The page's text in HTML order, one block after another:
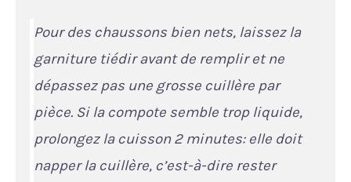
Pour des chaussons bien nets, laissez la
garniture tiédir avant de remplir et ne
dépassez pas une grosse cuillère par
pièce. Si la compote semble trop liquide,
prolongez la cuisson 2 minutes: elle doit
napper la cuillère, c’est-à-dire rester